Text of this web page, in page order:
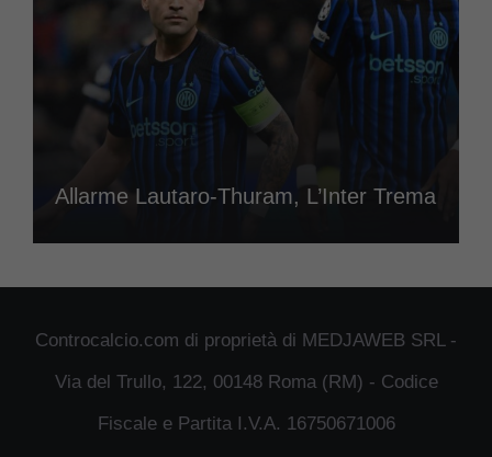
Allarme Lautaro-Thuram, L’Inter Trema
Controcalcio.com di proprietà di MEDJAWEB SRL -
Via del Trullo, 122, 00148 Roma (RM) - Codice
Fiscale e Partita I.V.A. 16750671006